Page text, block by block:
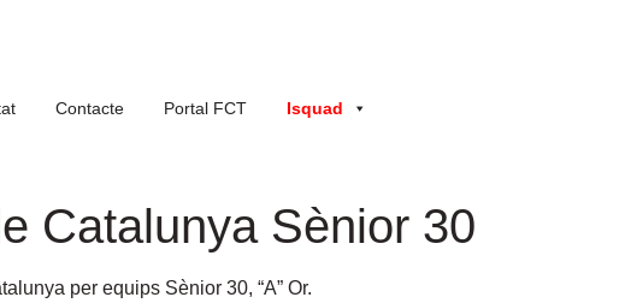
Contacte Portal FCT Isquad
Catalunya Sènior 30
per equips Sènior 30, “A” Or.